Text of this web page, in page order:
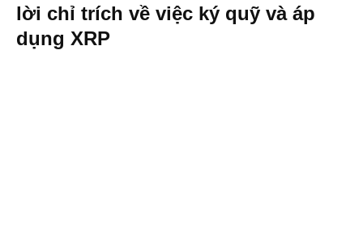
lời chỉ trích về việc ký quỹ và áp
dụng XRP